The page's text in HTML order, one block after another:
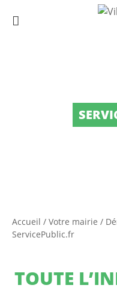
Accueil / Votre mairie /
ServicePublic.fr
TOUTE